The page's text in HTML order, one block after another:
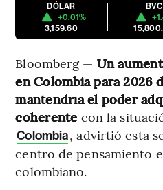
DÓLAR
+0.01%
3,159.60
BVC
Bloomberg — Un
en Colombia para 2026
mantendría el poder
coherente con la
Colombia, advirtió esta
centro de pensamiento
colombiano.